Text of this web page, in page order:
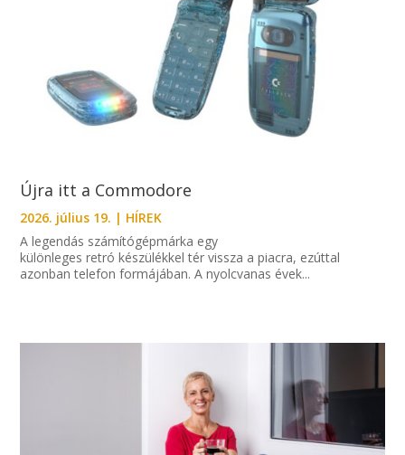
Újra itt a Commodore
2026. július 19. | HÍREK
A legendás számítógépmárka egy
különleges retró készülékkel tér vissza a piacra, ezúttal
azonban telefon formájában. A nyolcvanas évek...